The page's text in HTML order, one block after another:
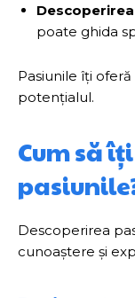
poate ghida
Pasiunile îți
potențialul.
Cum să
Descoperirea
cunoaștere și